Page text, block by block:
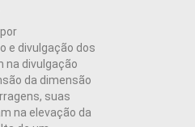
e divulgação dos
na divulgação
da dimensão
suas
na elevação da